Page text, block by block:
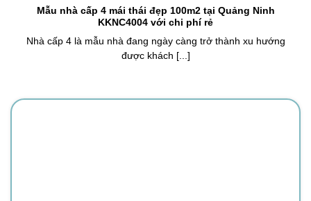
Mẫu nhà cấp 4 mái thái đẹp 100m2 tại Quảng Ninh
KKNC4004 với chi phí rẻ
Nhà cấp 4 là mẫu nhà đang ngày càng trở thành xu hướng
được khách [...]